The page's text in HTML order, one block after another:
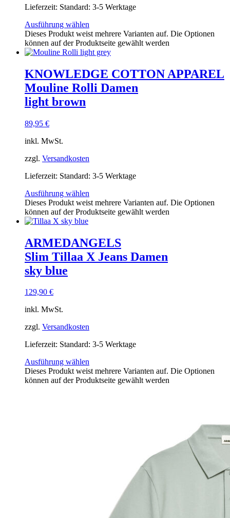
Lieferzeit: Standard: 3-5 Werktage
Ausführung wählen
Dieses Produkt weist mehrere Varianten auf. Die Optionen
können auf der Produktseite gewählt werden
KNOWLEDGE COTTON APPAREL
Mouline Rolli Damen
light brown
89,95 €
inkl. MwSt.
zzgl. Versandkosten
Lieferzeit: Standard: 3-5 Werktage
Ausführung wählen
Dieses Produkt weist mehrere Varianten auf. Die Optionen
können auf der Produktseite gewählt werden
ARMEDANGELS
Slim Tillaa X Jeans Damen
sky blue
129,90 €
inkl. MwSt.
zzgl. Versandkosten
Lieferzeit: Standard: 3-5 Werktage
Ausführung wählen
Dieses Produkt weist mehrere Varianten auf. Die Optionen
können auf der Produktseite gewählt werden